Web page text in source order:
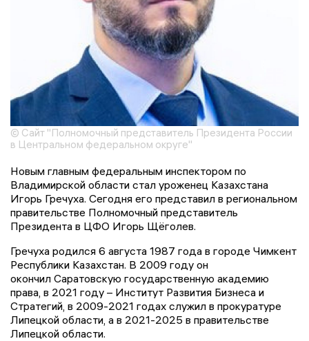
© Сайт "Полномочный представитель Президента России
в Центральном федеральном округе"
Новым главным федеральным инспектором по
Владимирской области стал уроженец Казахстана
Игорь Гречуха. Сегодня его представил в региональном
правительстве Полномочный представитель
Президента в ЦФО Игорь Щёголев.
Гречуха родился 6 августа 1987 года в городе Чимкент
Республики Казахстан. В 2009 году он
окончил Саратовскую государственную академию
права, в 2021 году – Институт Развития Бизнеса и
Стратегий, в 2009-2021 годах служил в прокуратуре
Липецкой области, а в 2021-2025 в правительстве
Липецкой области.